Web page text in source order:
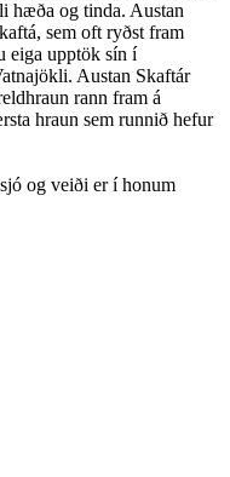
hæða og tinda. Austan
sem oft ryðst fram
eiga upptök sín í
Austan Skaftár
rann fram á
hraun sem runnið hefur
og veiði er í honum